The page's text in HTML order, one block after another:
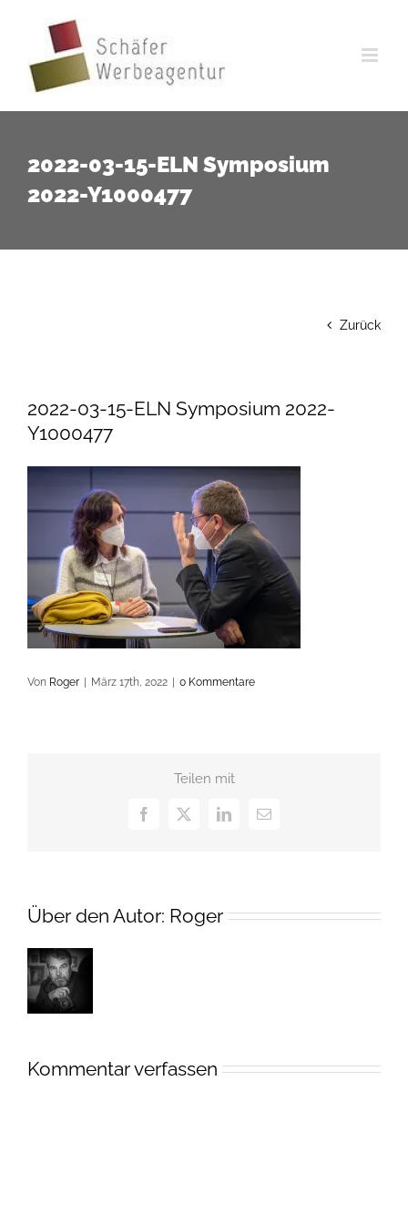
springen
2022-03-15-ELN Symposium
2022-Y1000477
Zurück
2022-03-15-ELN Symposium 2022-
Y1000477
Von Roger März 17th, 2022 0 Kommentare
Teilen mit
Facebook
X LinkedIn
E-
Über den Autor: Roger
Kommentar verfassen